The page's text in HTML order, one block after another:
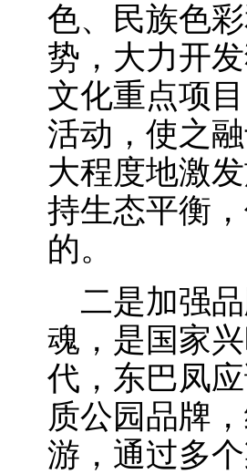
色、民族色
势，大力开
文化重点项
活动，使之
大程度地激
持生态平衡
的。
二是加强品
魂，是国家
代，东巴凤
质公园品牌
游，通过多